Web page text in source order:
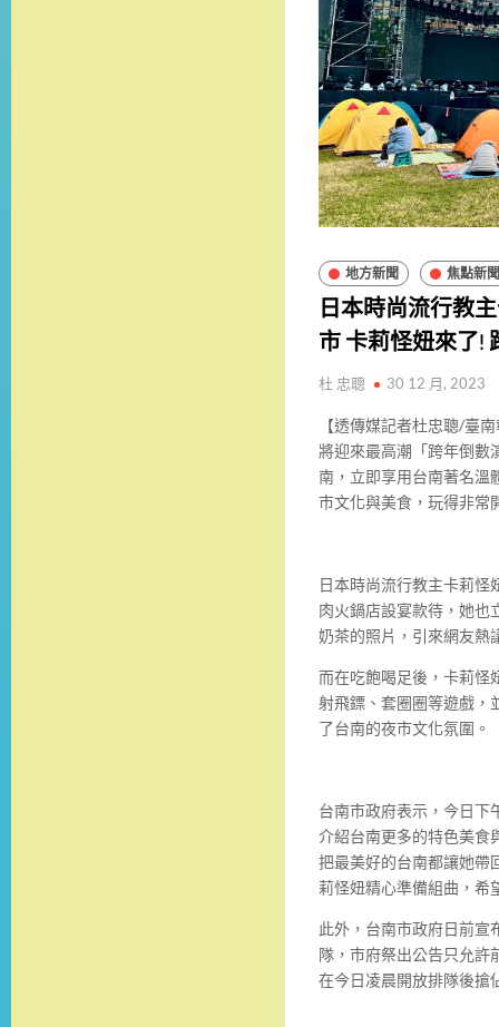
地方新聞 焦點新聞
日本時尚流行教
市 卡莉怪妞來了!
杜 忠聰 30 12 月, 2023
【透傳媒記者杜忠聰/臺
將迎來最高潮「跨年倒數
南，立即享用台南著名溫
市文化與美食，玩得非常
日本時尚流行教主卡莉怪
肉火鍋店設宴款待，她也
奶茶的照片，引來網友熱
而在吃飽喝足後，卡莉怪
射飛鏢、套圈圈等遊戲，
了台南的夜市文化氛圍。
台南市政府表示，今日下
介紹台南更多的特色美食
把最美好的台南都讓她帶
莉怪妞精心準備組曲，希
此外，台南市政府日前宣
隊，市府祭出公告只允許
在今日凌晨開放排隊後搶